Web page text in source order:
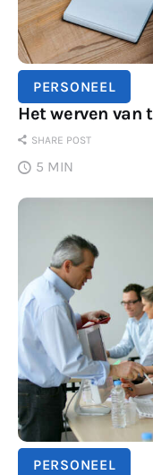
PERSONEEL
Het werven van
SHARE POST
5 MIN
PERSONEEL